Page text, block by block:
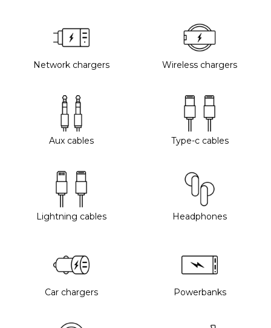
Network chargers Wireless chargers
Aux cables Type-c cables
Lightning cables Headphones
Car chargers Powerbanks